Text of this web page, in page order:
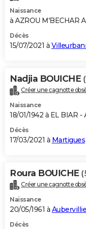
Naissance
à AZROU M'BECHAR
Décès
15/07/2021 à
Nadjia BOUICHE
Créer une cagnotte
Naissance
18/01/1942 à EL BIAR -
Décès
17/03/2021 à Martigues
Roura BOUICHE
Créer une cagnotte
Naissance
20/05/1961 à
Décès